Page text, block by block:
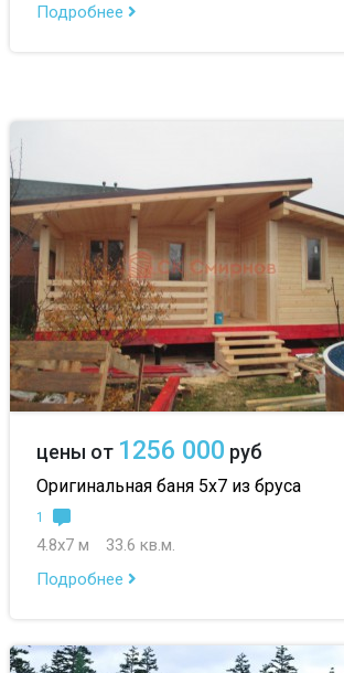
Подробнее
цены от 1256 000 руб
Оригинальная баня 5х7 из бруса
1
4.8х7 м
33.6 кв.м.
Подробнее